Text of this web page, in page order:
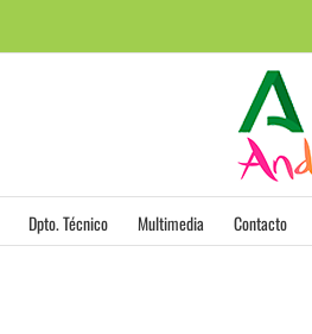
Dpto. Técnico Multimedia Contacto